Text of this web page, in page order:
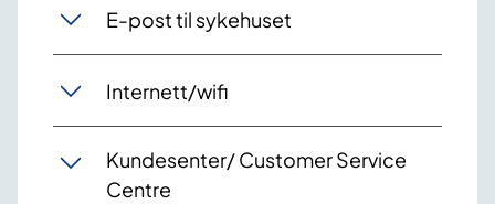
E-post til sykehuset
Internett/wifi
Kundesenter/ Customer Service
Centre